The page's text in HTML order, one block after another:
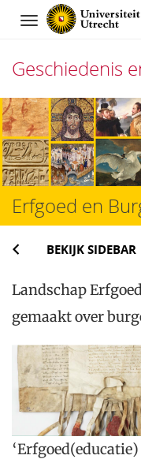
Navigation
Geschiedenis
Direct
naar
het
inhoud
Erfgoed en
BEKIJK SIDEBAR
Landschap
gemaakt over